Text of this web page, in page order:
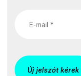
Új jelszót kérek